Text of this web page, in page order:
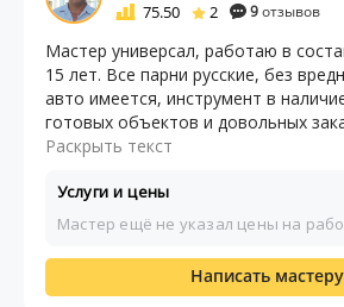
75.50 2 9отзывов
Мастер универсал, работаю в
15 лет. Все парни русские, без
авто имеется, инструмент в
готовых объектов и довольных
Раскрыть текст
Услуги и цены
Мастер ещё не указал цены на
Написать мастеру